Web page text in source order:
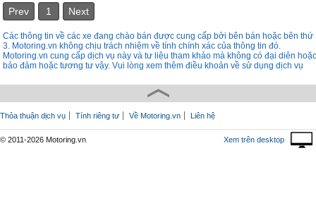
Prev 1 Next
Các thông tin về các xe đang chào bán được cung cấp bởi bên bán hoặc bên thứ
3. Motoring.vn không chịu trách nhiệm về tính chính xác của thông tin đó.
Motoring.vn cung cấp dịch vụ này và tư liệu tham khảo mà không có đại diên hoặc
bảo đảm hoặc tương tư vậy. Vui lòng xem thêm điều khoản về sử dụng dịch vụ
Thỏa thuận dịch vụ Tính riêng tư Về Motoring.vn Liên hệ
© 2011-2026 Motoring.vn Xem trên desktop